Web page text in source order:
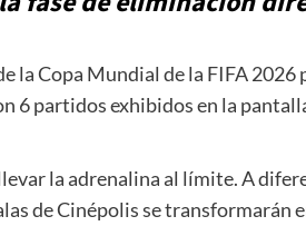
la Copa Mundial de la FIFA
partidos exhibidos en la
la adrenalina al límite. A
de Cinépolis se